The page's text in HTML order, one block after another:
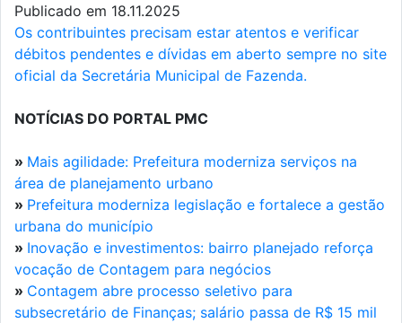
Publicado em 18.11.2025
Os contribuintes precisam estar atentos e verificar
débitos pendentes e dívidas em aberto sempre no site
oficial da Secretária Municipal de Fazenda.
NOTÍCIAS DO PORTAL PMC
» Mais agilidade: Prefeitura moderniza serviços na
área de planejamento urbano
» Prefeitura moderniza legislação e fortalece a gestão
urbana do município
» Inovação e investimentos: bairro planejado reforça
vocação de Contagem para negócios
» Contagem abre processo seletivo para
subsecretário de Finanças; salário passa de R$ 15 mil